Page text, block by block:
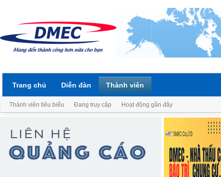
Trang chủ Diễn đàn Thành viên
Thành viên tiêu biểu Đang truy cập Hoạt động gần đây